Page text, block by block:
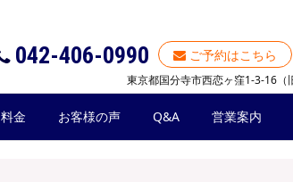
042-406-0990 ご予約はこちら
東京都国分寺市西恋ヶ窪1-3-16（
料金 お客様の声 Q&A 営業案内